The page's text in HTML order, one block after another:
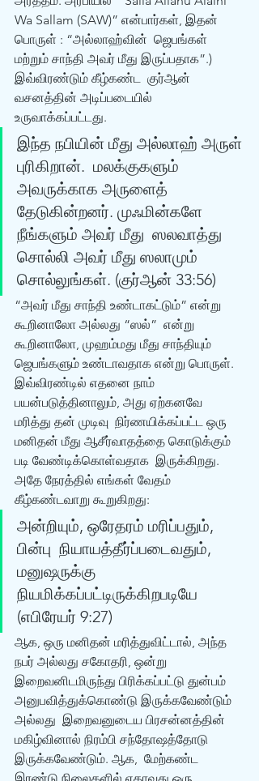
Wa Sallam (SAW)” என்பார்கள், இதன்
பொருள் : “அல்லாஹ்வின்  ஜெபங்கள்
மற்றும் சாந்தி அவர் மீது இருப்பதாக”.)
இவ்விரண்டும் கீழ்கண்ட  குர்‍ஆன்
வசனத்தின் அடிப்படையில்
உருவாக்கப்பட்டது.
இந்த நபியின் மீது அல்லாஹ் அருள்
புரிகிறான்.  மலக்குகளும்
அவருக்காக அருளைத்
தேடுகின்றனர். முஃமின்களே
நீங்களும் அவர் மீது  ஸலவாத்து
சொல்லி அவர் மீது ஸலாமும்
சொல்லுங்கள். (குர்‍ஆன் 33:56)
“அவர் மீது சாந்தி உண்டாகட்டும்” என்று
கூறினாலோ அல்லது “ஸல்”  என்று
கூறினாலோ, முஹம்மது மீது சாந்தியும்
ஜெபங்களும் உண்டாவதாக என்று பொருள்.
இவ்விரண்டில் எதனை நாம்
பயன்படுத்தினாலும், அது ஏற்கனவே
மரித்து தன் முடிவு  நிர்ணயிக்கப்பட்ட ஒரு
மனிதன் மீது ஆசீர்வாதத்தை கொடுக்கும்
படி வேண்டிக்கொள்வதாக  இருக்கிறது.
அதே நேரத்தில் எங்கள் வேதம்
கீழ்கண்டவாறு கூறுகிறது:
அன்றியும், ஒரேதரம் மரிப்பதும்,
பின்பு  நியாயத்தீர்ப்படைவதும்,
மனுஷருக்கு
நியமிக்கப்பட்டிருக்கிறபடியே
(எபிரேயர் 9:27)
ஆக, ஒரு மனிதன் மரித்துவிட்டால், அந்த
நபர் அல்லது சகோதரி, ஒன்று
இறைவனிடமிருந்து பிரிக்கப்பட்டு துன்பம்
அனுபவித்துக்கொண்டு இருக்கவேண்டும்
அல்லது  இறைவனுடைய பிரசன்னத்தின்
மகிழ்வினால் நிரம்பி சந்தோஷத்தோடு
இருக்கவேண்டும். ஆக,  மேற்கண்ட